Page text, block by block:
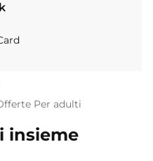
Per adulti
insieme